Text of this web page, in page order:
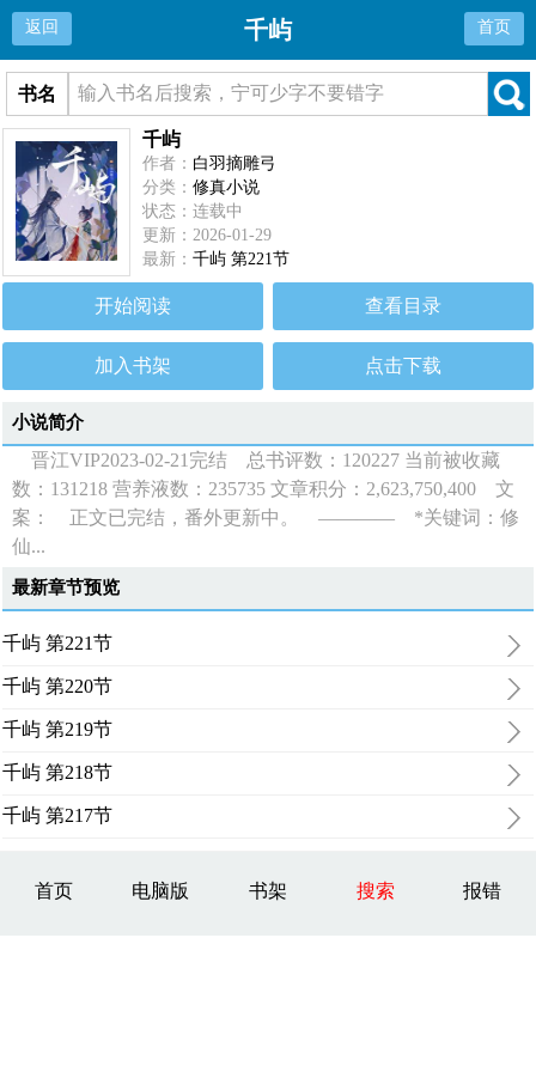
返回 千屿 首页
书名
千屿
作者： 白羽摘雕弓
分类：修真小说
状态：连载中
更新：2026-01-29
最新：千屿 第221节
开始阅读 查看目录
加入书架 点击下载
小说简介
晋江VIP2023-02-21完结 总书评数：120227 当前被收藏
数：131218 营养液数：235735 文章积分：2,623,750,400 文
案： 正文已完结，番外更新中。 ———— *关键词：修
仙...
最新章节预览
千屿 第221节
千屿 第220节
千屿 第219节
千屿 第218节
千屿 第217节
首页 电脑版 书架 搜索 报错